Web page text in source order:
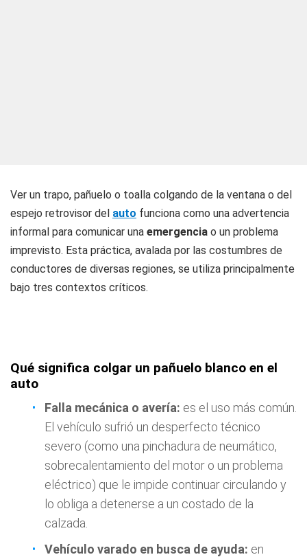
Ver un trapo, pañuelo o toalla colgando de la ventana o del
espejo retrovisor del auto funciona como una advertencia
informal para comunicar una emergencia o un problema
imprevisto. Esta práctica, avalada por las costumbres de
conductores de diversas regiones, se utiliza principalmente
bajo tres contextos críticos.
Qué significa colgar un pañuelo blanco en el
auto
Falla mecánica o avería: es el uso más común.
El vehículo sufrió un desperfecto técnico
severo (como una pinchadura de neumático,
sobrecalentamiento del motor o un problema
eléctrico) que le impide continuar circulando y
lo obliga a detenerse a un costado de la
calzada.
Vehículo varado en busca de ayuda: en